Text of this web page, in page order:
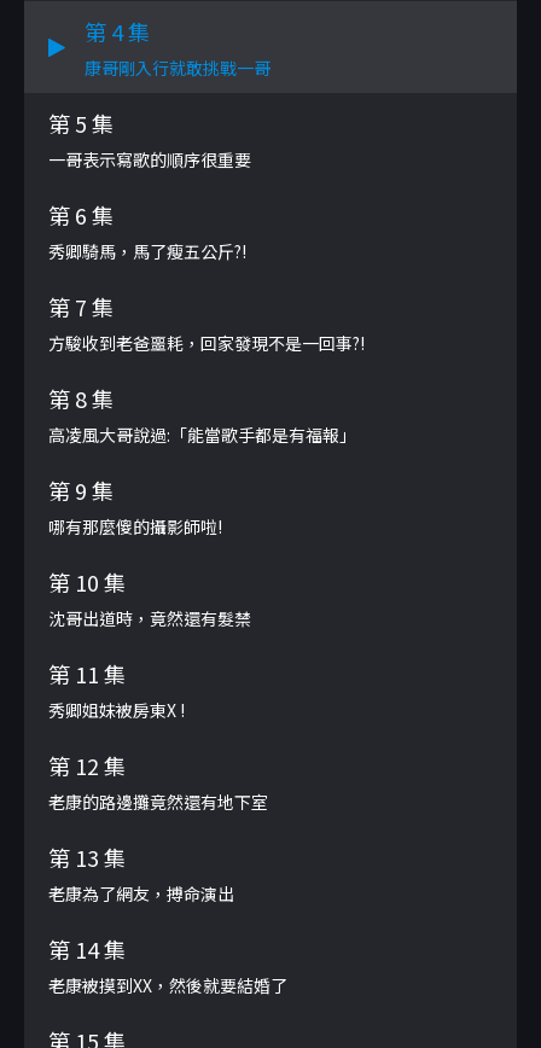
第 4 集
康哥剛入行就敢挑戰一哥
第 5 集
一哥表示寫歌的順序很重要
第 6 集
秀卿騎馬，馬了瘦五公斤?!
第 7 集
方駿收到老爸噩耗，回家發現不是一回事?!
第 8 集
高凌風大哥說過:「能當歌手都是有福報」
第 9 集
哪有那麼傻的攝影師啦!
第 10 集
沈哥出道時，竟然還有髮禁
第 11 集
秀卿姐妹被房東X !
第 12 集
老康的路邊攤竟然還有地下室
第 13 集
老康為了網友，搏命演出
第 14 集
老康被摸到XX，然後就要結婚了
第 15 集